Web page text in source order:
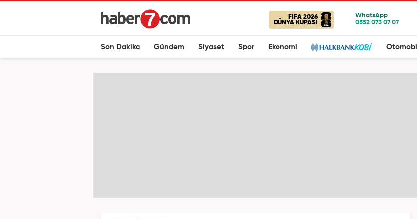
FIFA 2026
DÜNYA KUPASI
Son Dakika Gündem Siyaset Spor Ekonomi Otomobil